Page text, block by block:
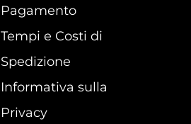
Pagamento
Tempi e Costi di
Spedizione
Informativa sulla
Privacy